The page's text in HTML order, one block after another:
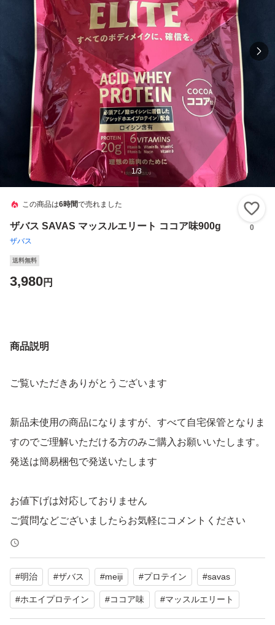
1/3
この商品は6時間で売れました
ザバス SAVAS マッスルエリート ココア味900g
ザバス
0
送料無料
3,980円
商品説明
ご覧いただきありがとうございます
新品未使用の商品になりますが、すべて自宅保管となりま
すのでご理解いただける方のみご購入お願いいたします。
発送は簡易梱包で発送いたします
お値下げは対応しておりません
ご質問などございましたらお気軽にコメントください
ザバス SAVAS マッスル エリート ココア味 900g
【ブランド】ザバス
【商品の状態】未使用
#明治 #ザバス #meiji #プロテイン #savas
#ホエイプロテイン #ココア味 #マッスルエリート